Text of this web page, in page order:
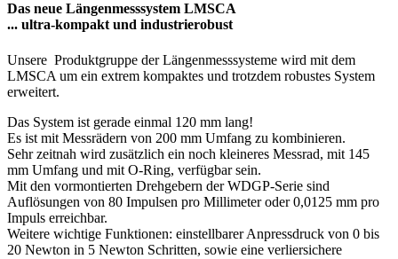
Das neue Längenmesssystem LMSCA
... ultra-kompakt und industrierobust
Unsere Produktgruppe der Längenmesssysteme wird mit dem
LMSCA um ein extrem kompaktes und trotzdem robustes System
erweitert.
Das System ist gerade einmal 120 mm lang!
Es ist mit Messrädern von 200 mm Umfang zu kombinieren.
Sehr zeitnah wird zusätzlich ein noch kleineres Messrad, mit 145
mm Umfang und mit O-Ring, verfügbar sein.
Mit den vormontierten Drehgebern der WDGP-Serie sind
Auflösungen von 80 Impulsen pro Millimeter oder 0,0125 mm pro
Impuls erreichbar.
Weitere wichtige Funktionen: einstellbarer Anpressdruck von 0 bis
20 Newton in 5 Newton Schritten, sowie eine verliersichere